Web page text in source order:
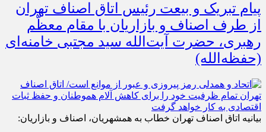
پیام تبریک و بیعت رئیس اتاق اصناف تهران
از طرف اصناف و بازاریان با مقام معظّم
رهبری، حضرت آیت‌الله سید مجتبی خامنه‌ای
(حفظه‌الله)
بیانیه اتاق اصناف تهران خطاب به همشهریان، اصناف و بازاریان: